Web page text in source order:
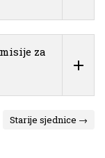
za
Starije sjednice →